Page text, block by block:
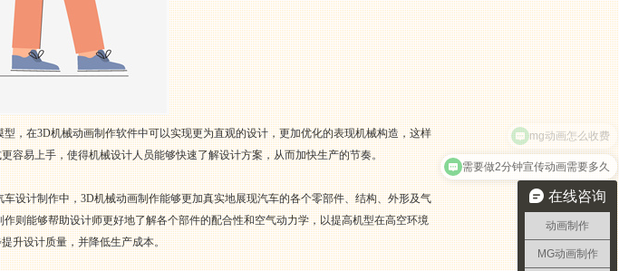
，在3D机械动画制作软件中可以实现更为直观的设计，更加优化的表现机械构造，这样
容易上手，使得机械设计人员能够快速了解设计方案，从而加快生产的节奏。
设计制作中，3D机械动画制作能够更加真实地展现汽车的各个零部件、结构、外形及气
则能够帮助设计师更好地了解各个部件的配合性和空气动力学，以提高机型在高空环境
升设计质量，并降低生产成本。
在线咨询
动画制作
MG动画制作
mg动画怎么收费
需要做2分钟宣传动画需要多久